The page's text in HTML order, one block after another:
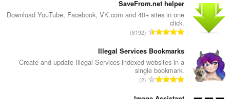
ו
ג
י
ם
פ
ר
י
ג
י
ם
:
SaveFrom.net helper
Download YouTube, Facebook, VK.com and 40+ sites in one
click.
מ
פ
ר
ד
י
8192
Illegal Services Bookmarks
Create and update Illegal Services indexed websites in a
single bookmark.
מ2